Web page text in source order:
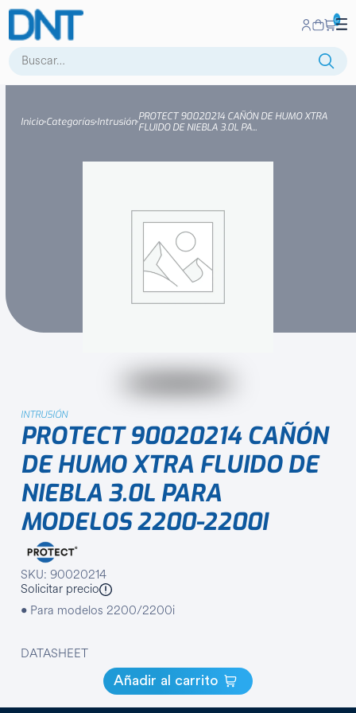
Buscar:
0
InicioCategoríasIntrusión PROTECT 90020214 CAÑÓN DE HUMO XTRA
FLUIDO DE NIEBLA 3.0L PA...
INTRUSIÓN
PROTECT 90020214 CAÑÓN
DE HUMO XTRA FLUIDO DE
NIEBLA 3.0L PARA
MODELOS 2200-2200I
SKU: 90020214
Solicitar precio
• Para modelos 2200/2200i
DATASHEET
Añadir al carrito